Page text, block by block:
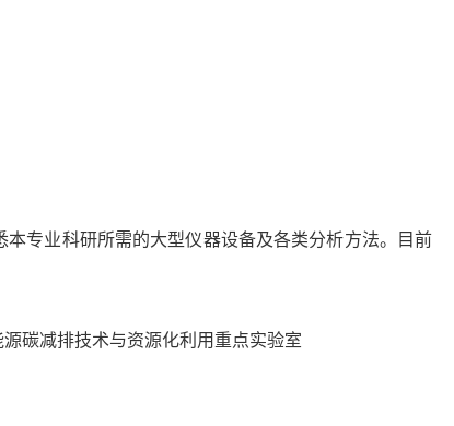
专业科研所需的大型仪器设备及各类分析方法。目前
碳减排技术与资源化利用重点实验室